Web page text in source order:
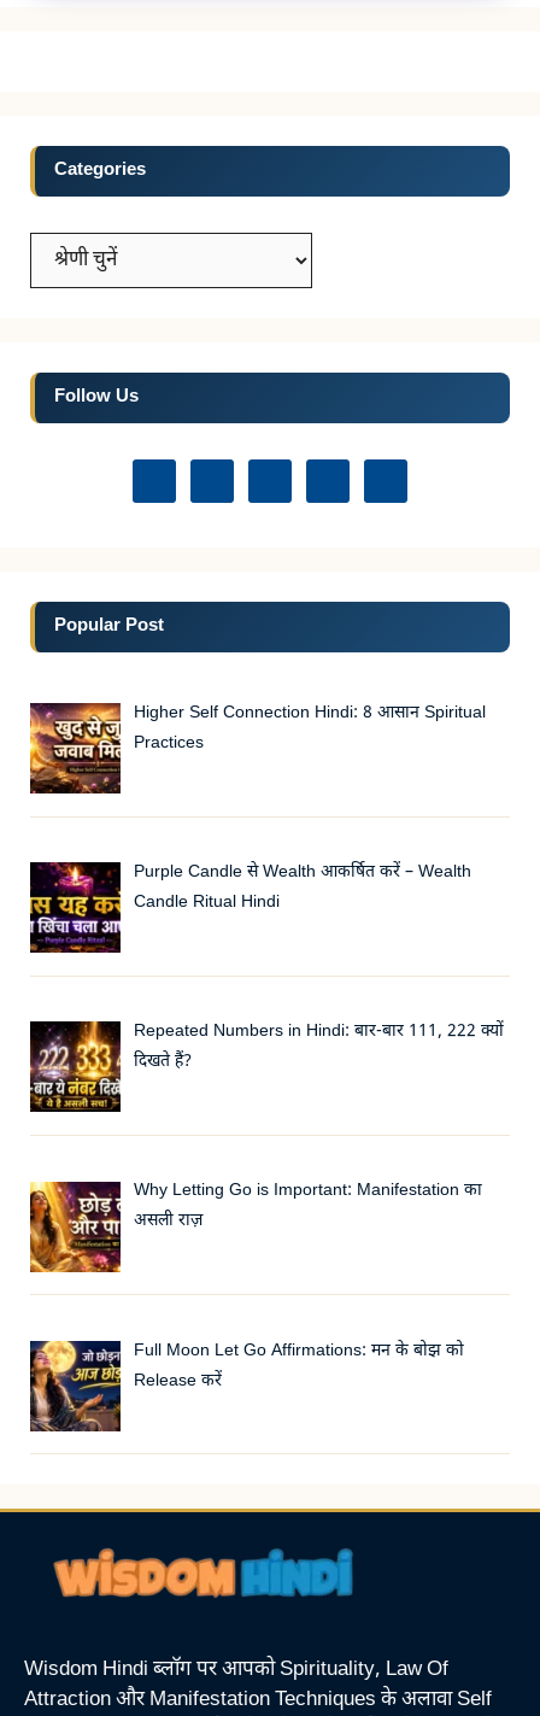
Categories
Categories
Follow Us
Popular Post
Higher Self Connection Hindi: 8 आसान Spiritual
Practices
Purple Candle से Wealth आकर्षित करें – Wealth
Candle Ritual Hindi
Repeated Numbers in Hindi: बार-बार 111, 222 क्यों
दिखते हैं?
Why Letting Go is Important: Manifestation का
असली राज़
Full Moon Let Go Affirmations: मन के बोझ को
Release करें
Wisdom Hindi ब्लॉग पर आपको Spirituality, Law Of
Attraction और Manifestation Techniques के अलावा Self